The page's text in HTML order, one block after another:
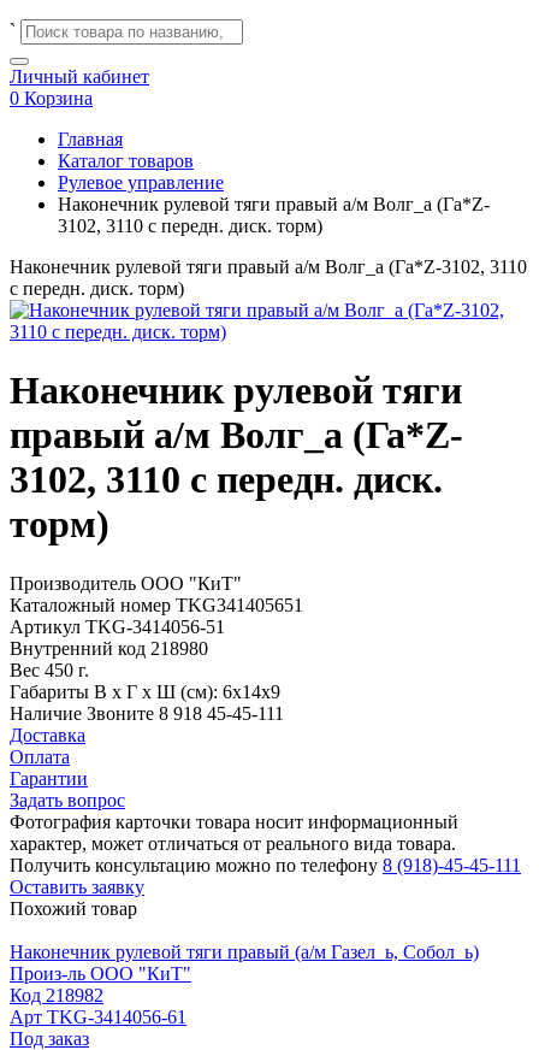
`
Личный кабинет
0 Корзина
Главная
Каталог товаров
Рулевое управление
Наконечник рулевой тяги правый а/м Волг_а (Га*Z-
3102, 3110 с передн. диск. торм)
Наконечник рулевой тяги правый а/м Волг_а (Га*Z-3102, 3110
с передн. диск. торм)
Наконечник рулевой тяги
правый а/м Волг_а (Га*Z-
3102, 3110 с передн. диск.
торм)
Производитель ООО "КиТ"
Каталожный номер TKG341405651
Артикул TKG-3414056-51
Внутренний код 218980
Вес 450 г.
Габариты В х Г х Ш (см): 6х14х9
Наличие Звоните 8 918 45-45-111
Доставка
Оплата
Гарантии
Задать вопрос
Фотография карточки товара носит информационный
характер, может отличаться от реального вида товара.
Получить консультацию можно по телефону 8 (918)-45-45-111
Оставить заявку
Похожий товар
Наконечник рулевой тяги правый (а/м Газел_ь, Собол_ь)
Произ-ль ООО "КиТ"
Код 218982
Арт TKG-3414056-61
Под заказ